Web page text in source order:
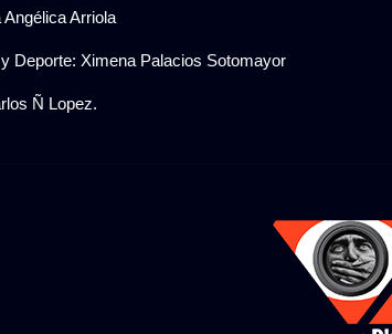
Arriola
Deporte: Ximena Palacios Sotomayor
Ñ Lopez.